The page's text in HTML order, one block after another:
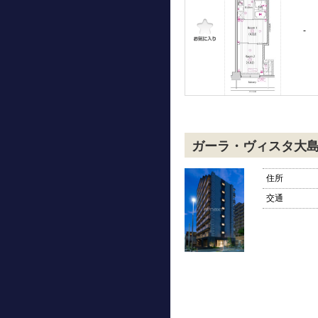
-
ガーラ・ヴィスタ大
住所
交通